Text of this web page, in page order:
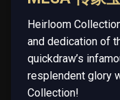
Heirloom
and dedication of
quickdraw’s
resplendent glory
Collection!